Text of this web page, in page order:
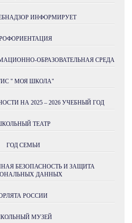
ИНФОРМИРУЕТ
ОБРАЗОВАТЕЛЬНАЯ СРЕДА
" МОЯ ШКОЛА"
НА 2025 – 2026 УЧЕБНЫЙ ГОД
ТЕАТР
ГОД СЕМЬИ
БЕЗОПАСНОСТЬ И ЗАЩИТА
ДАННЫХ
РОССИИ
МУЗЕЙ